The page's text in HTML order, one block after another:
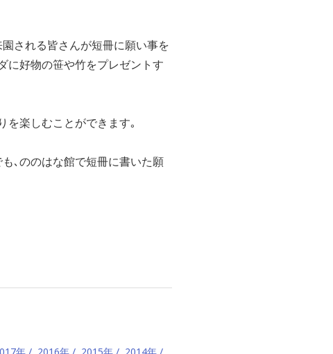
される皆さんが短冊に願い事を
に好物の笹や竹をプレゼントす
を楽しむことができます｡
､ののはな館で短冊に書いた願